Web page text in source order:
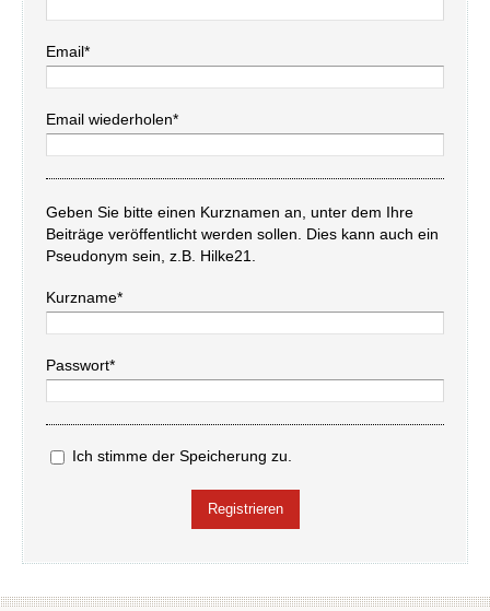
Email*
Email wiederholen*
Geben Sie bitte einen Kurznamen an, unter dem Ihre
Beiträge veröffentlicht werden sollen. Dies kann auch ein
Pseudonym sein, z.B. Hilke21.
Kurzname*
Passwort*
Ich stimme der Speicherung zu.